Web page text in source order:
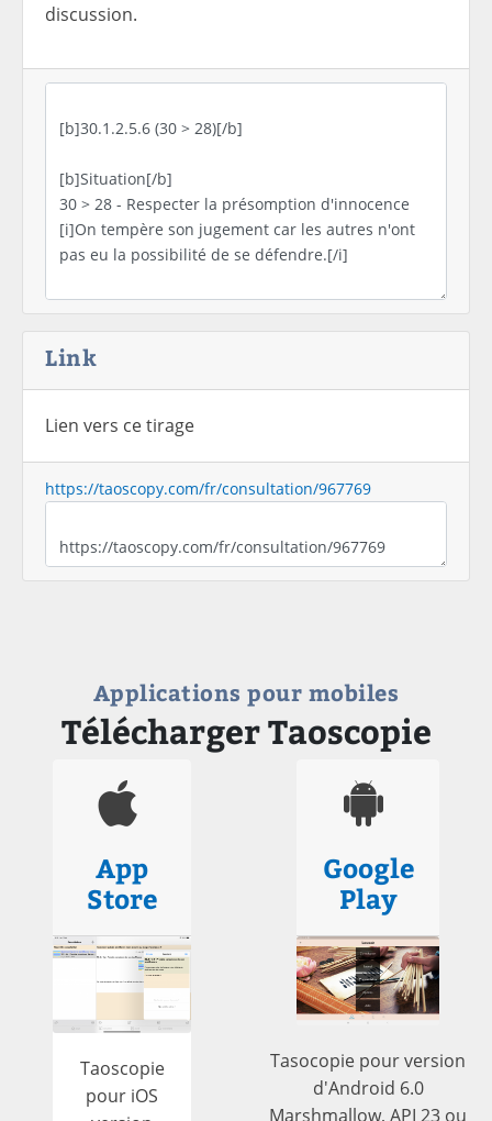
discussion.
Link
Lien vers ce tirage
https://taoscopy.com/fr/consultation/967769
Applications pour mobiles
Télécharger Taoscopie
App
Store
Taoscopie
pour iOS
Google
Play
Tasocopie pour version
d'Android 6.0
Marshmallow, API 23 ou